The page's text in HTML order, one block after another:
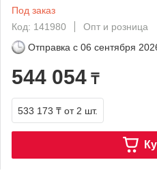
Под заказ
Код: 141980
Опт и розница
Отправка с 06 сентября
544 054 ₸
533 173 ₸ от 2 шт.